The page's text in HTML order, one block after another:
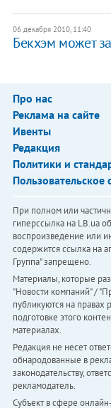
06 декабря 2010, 11:40
Бекхэм может
Про нас
Реклама на сайте
Ивенты
Редакция
Политики и
Пользовательское
При полном или
гиперссылка на LB.ua
воспроизведение или
содержится ссылка на
Группа" запрещено.
Материалы, которые
"Новости компаний" /
публикуются на правах
подготовке этого
материалах.
Редакция не несет
обнародованные в
законодательству,
рекламодатель.
Субъект в сфере